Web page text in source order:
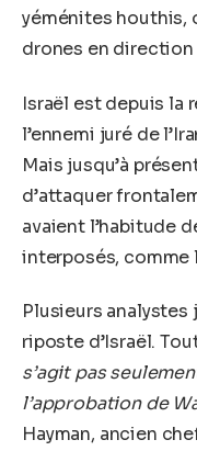
yéménites houthis,
drones en
Israël est depuis la
l’ennemi juré de
Mais jusqu’à
d’attaquer
avaient l’habitude
interposés, comme
Plusieurs
riposte d’Israël.
s’agit pas
l’approbation de
Hayman, ancien